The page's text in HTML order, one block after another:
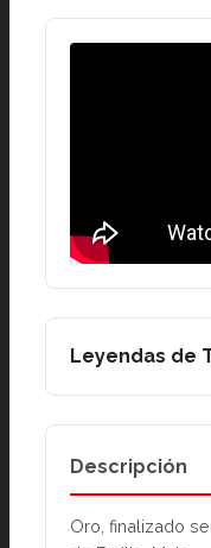
Leyendas de
Descripción
Oro, finalizado